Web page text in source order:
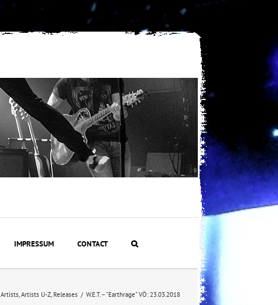
IMPRESSUM CONTACT
Artists Artists U-Z Releases / W.E.T. – "Earthrage" VÖ: 23.03.2018